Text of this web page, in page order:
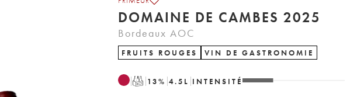
DOMAINE DE CAMBES 2025
Bordeaux AOC
FRUITS ROUGES VIN DE GASTRONOMIE
T 13% 4.5 L INTENSITÉ